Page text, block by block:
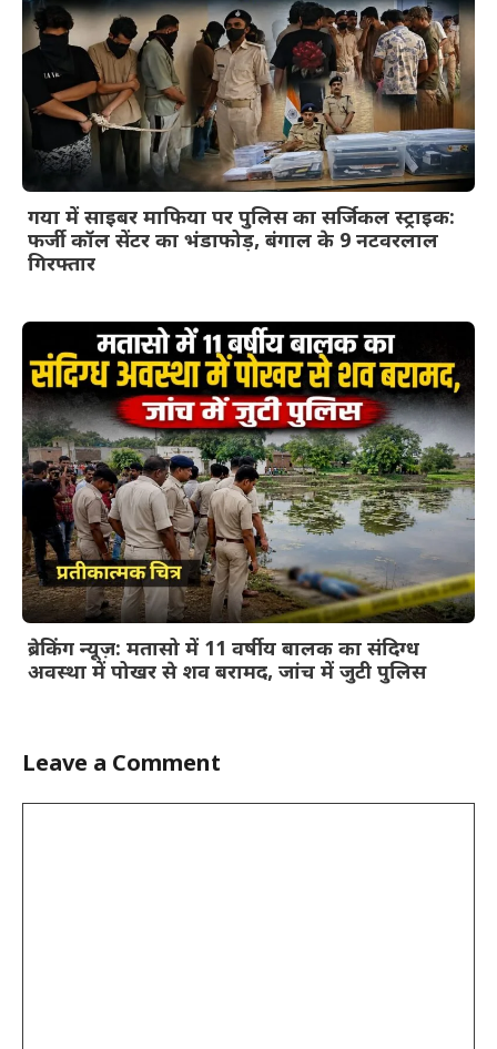
गया में साइबर माफिया पर पुलिस का सर्जिकल स्ट्राइक:
फर्जी कॉल सेंटर का भंडाफोड़, बंगाल के 9 नटवरलाल
गिरफ्तार
ब्रेकिंग न्यूज़: मतासो में 11 वर्षीय बालक का संदिग्ध
अवस्था में पोखर से शव बरामद, जांच में जुटी पुलिस
Leave a Comment